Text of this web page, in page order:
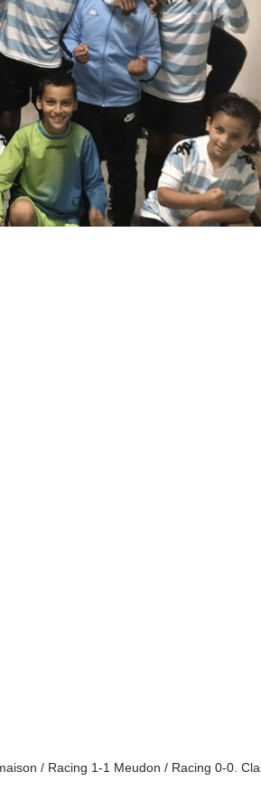
/ Racing 1-1 Meudon / Racing 0-0.